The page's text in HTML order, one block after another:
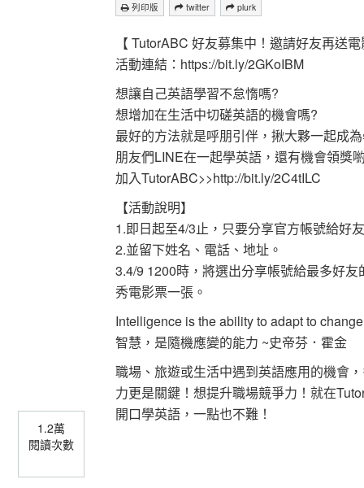
列印版 twitter plurk
1.2萬
閱讀次數
【 TutorABC 好友募集中！邀請好友再送電
活動連結：https://bit.ly/2GKoIBM
想讓自己英語學習不怠惰嗎?
想增加在生活中切磋英語的機會嗎?
最好的方法就是呼朋引伴，揪大夥一起成為
朋友們LINE在一起學英語，還有機會領獎喲
加入TutorABC>>http://bit.ly/2C4tILC
【活動說明】
1.即日起至4/3止，只要分享官方帳號給好
2.並留下姓名、電話、地址。
3.4/9 1200時，將選出分享帳號給最多好
秀電影票一張。
Intelligence is the ability to adapt to
智慧，是隨機應變的能力 ~史帝芬．霍金
職場、旅遊或生活中遇到英語應用的機會
力更是關鍵！想提升職場競爭力！就在
開口學英語，一點也不難！